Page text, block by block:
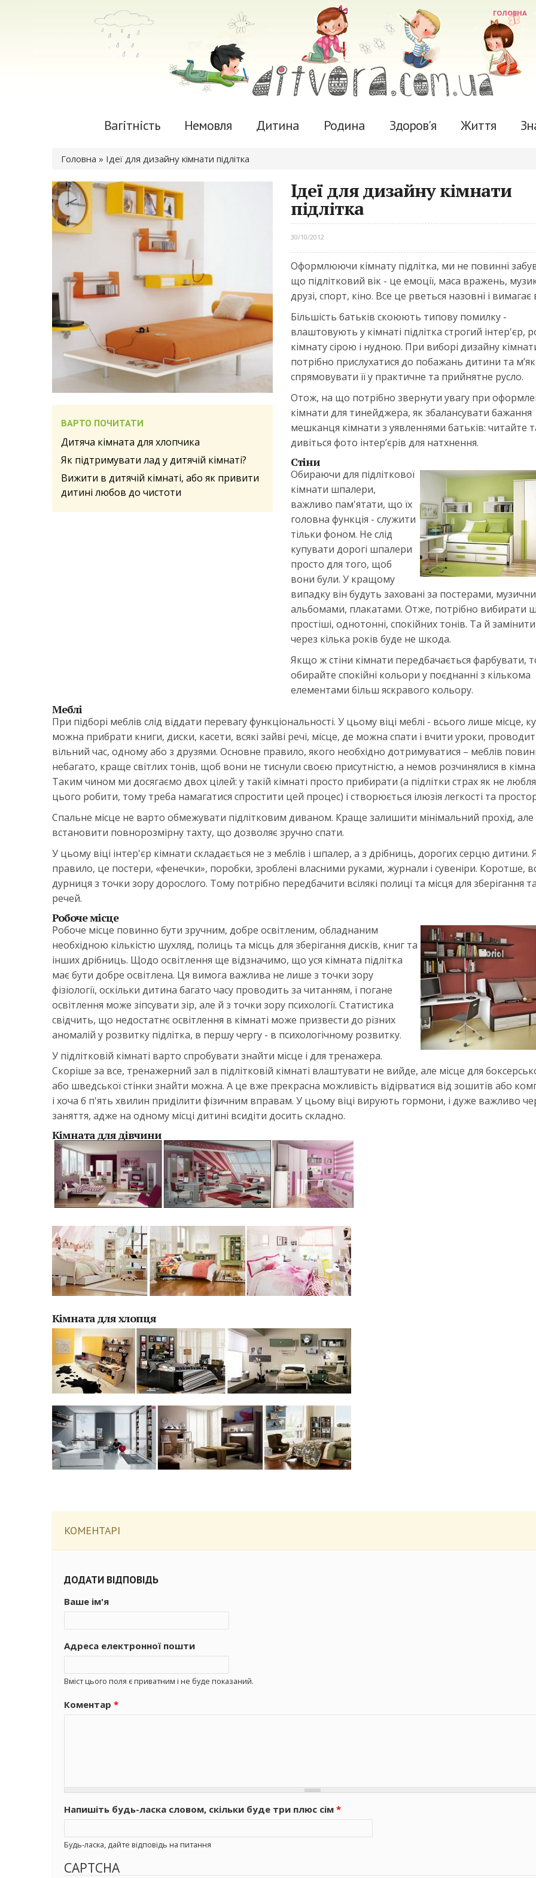
ГОЛОВНА
Вагітність Немовля Дитина Родина Здоров'я Життя
Ви є тут
Головна » Ідеї для дизайну кімнати підлітка
ВАРТО ПОЧИТАТИ
Дитяча кімната для хлопчика
Як підтримувати лад у дитячій кімнаті?
Вижити в дитячій кімнаті, або як привити
дитині любов до чистоти
Ідеї для дизайну кімнати
підлітка
30/10/2012
Оформлюючи кімнату підлітка, ми не повинні
що підлітковий вік - це емоції, маса вражень,
друзі, спорт, кіно. Все це рветься назовні і вимагає
Більшість батьків скоюють типову помилку -
влаштовують у кімнаті підлітка строгий інтер'єр,
кімнату сірою і нудною. При виборі дизайну
потрібно прислухатися до побажань дитини та
спрямовувати її у практичне та прийнятне русло.
Отож, на що потрібно звернути увагу при
кімнати для тинейджера, як збалансувати бажання
мешканця кімнати з уявленнями батьків: читайте
дивіться фото інтер’єрів для натхнення.
Стіни
Обираючи для підліткової
кімнати шпалери,
важливо пам'ятати, що їх
головна функція - служити
тільки фоном. Не слід
купувати дорогі шпалери
просто для того, щоб
вони були. У кращому
випадку він будуть заховані за постерами,
альбомами, плакатами. Отже, потрібно вибирати
простіші, однотонні, спокійних тонів. Та й замінити
через кілька років буде не шкода.
Якщо ж стіни кімнати передбачається фарбувати,
обирайте спокійні кольори у поєднанні з кількома
елементами більш яскравого кольору.
Меблі
При підборі меблів слід віддати перевагу функціональності. У цьому віці меблі - всього лише місце,
можна прибрати книги, диски, касети, всякі зайві речі, місце, де можна спати і вчити уроки,
вільний час, одному або з друзями. Основне правило, якого необхідно дотримуватися – меблів
небагато, краще світлих тонів, щоб вони не тиснули своєю присутністю, а немов розчинялися в
Таким чином ми досягаємо двох цілей: у такій кімнаті просто прибирати (а підлітки страх як не
цього робити, тому треба намагатися спростити цей процес) і створюється ілюзія легкості та
Спальне місце не варто обмежувати підлітковим диваном. Краще залишити мінімальний прохід, але
встановити повнорозмірну тахту, що дозволяє зручно спати.
У цьому віці інтер'єр кімнати складається не з меблів і шпалер, а з дрібниць, дорогих серцю дитини.
правило, це постери, «фенечки», поробки, зроблені власними руками, журнали і сувеніри. Коротше,
дурниця з точки зору дорослого. Тому потрібно передбачити всілякі полиці та місця для зберігання
речей.
Робоче місце
Робоче місце повинно бути зручним, добре освітленим, обладнаним
необхідною кількістю шухляд, полиць та місць для зберігання дисків, книг та
інших дрібниць. Щодо освітлення ще відзначимо, що уся кімната підлітка
має бути добре освітлена. Ця вимога важлива не лише з точки зору
фізіології, оскільки дитина багато часу проводить за читанням, і погане
освітлення може зіпсувати зір, але й з точки зору психології. Статистика
свідчить, що недостатнє освітлення в кімнаті може призвести до різних
аномалій у розвитку підлітка, в першу чергу - в психологічному розвитку.
У підлітковій кімнаті варто спробувати знайти місце і для тренажера.
Скоріше за все, тренажерний зал в підлітковій кімнаті влаштувати не вийде, але місце для
або шведської стінки знайти можна. А це вже прекрасна можливість відірватися від зошитів або
і хоча б п'ять хвилин приділити фізичним вправам. У цьому віці вирують гормони, і дуже важливо
заняття, адже на одному місці дитині всидіти досить складно.
Кімната для дівчини
Кімната для хлопця
КОМЕНТАРІ
ДОДАТИ ВІДПОВІДЬ
Ваше ім'я
Адреса електронної пошти
Вміст цього поля є приватним і не буде показаний.
Коментар *
Напишіть будь-ласка словом, скільки буде три плюс сім *
Будь-ласка, дайте відповідь на питання
CAPTCHA